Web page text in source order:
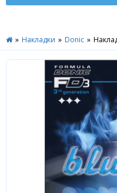
доставка
Москва
» Накладки » Donic »